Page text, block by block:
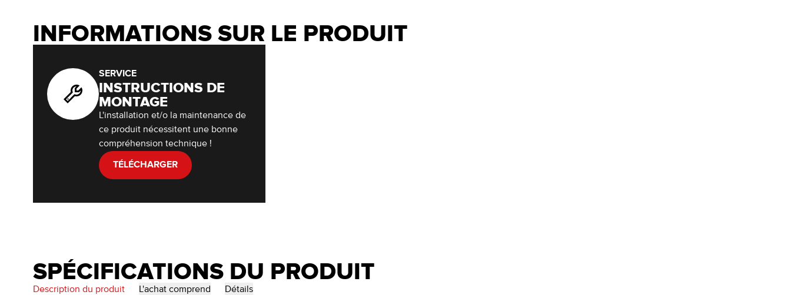
INFORMATIONS SUR LE PRODUIT
SERVICE
INSTRUCTIONS DE
MONTAGE
L'installation et/o la maintenance de
ce produit nécessitent une bonne
compréhension technique !
TÉLÉCHARGER
SPÉCIFICATIONS DU PRODUIT
Description du produit L'achat comprend Détails